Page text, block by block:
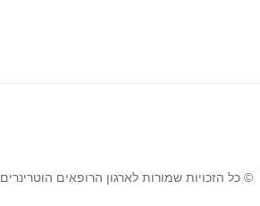
© כל הזכויות שמורות לארגון הרופאים הוטרינרים